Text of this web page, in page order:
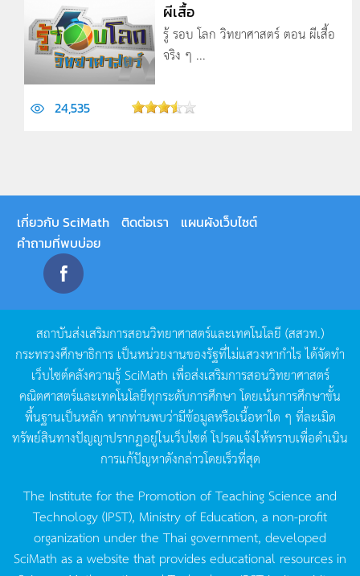
ผีเสื้อ
รู้ รอบ โลก วิทยาศาสตร์ ตอน ผีเสื้อ
จริง ๆ ...
24,535
เกี่ยวกับ SciMath ติดต่อเรา
แผนผังเว็บไซต์
คำถามที่พบบ่อย
สถาบันส่งเสริมการสอนวิทยาศาสตร์และเทคโนโลยี (สสวท.)
กระทรวงศึกษาธิการ เป็นหน่วยงานของรัฐที่ไม่แสวงหากำไรได้จัดทำ
เว็บไซต์คลังความรู้SciMath เพื่อส่งเสริมการสอนวิทยาศาสตร์
คณิตศาสตร์และเทคโนโลยีทุกระดับการศึกษา โดยเน้นการศึกษาขั้น
พื้นฐานเป็นหลัก หากท่านพบว่ามีข้อมูลหรือเนื้อหาใด ๆ ที่ละเมิด
ทรัพย์สินทางปัญญาปรากฏอยู่ในเว็บไซต์โปรดแจ้งให้ทราบเพื่อดำเนิน
การแก้ปัญหาดังกล่าวโดยเร็วที่สุด
The Institute for the Promotion of Teaching Science and
Technology (IPST), Ministry of Education, a non-profit
organization under the Thai government, developed
SciMath as a website that provides educational resources in